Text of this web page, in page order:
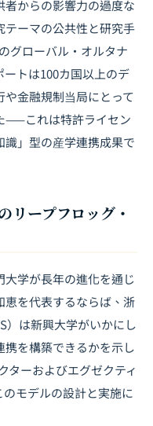
からの影響力の過度な
ーマの公共性と研究手
グローバル・オルタナ
トは100カ国以上のデ
金融規制当局にとって
——これは特許ライセン
」型の産学連携成果で
リープフロッグ・
学が長年の進化を通じ
恵を代表するならば、浙
）は新興大学がいかにし
を構築できるかを示し
ターおよびエグゼクティ
モデルの設計と実施に